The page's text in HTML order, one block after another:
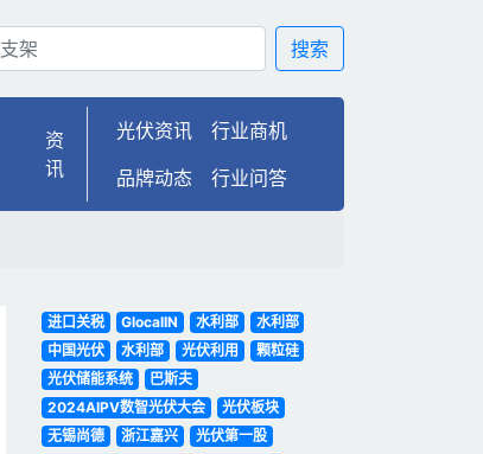
搜索
资
讯
光伏资讯
行业商机
品牌动态
行业问答
进口关税 GlocalIN 水利部
水利部
中国光伏
水利部 光伏利用
颗粒硅
光伏储能系统
巴斯夫
2024AIPV数智光伏大会
光伏板块
无锡尚德
浙江嘉兴
光伏第一股